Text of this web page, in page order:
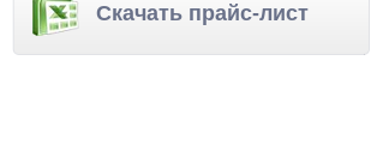
Скачать прайс-лист